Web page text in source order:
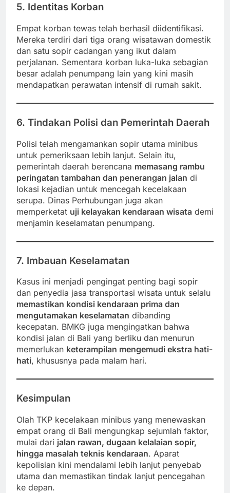
5. Identitas Korban
Empat korban tewas telah berhasil diidentifikasi.
Mereka terdiri dari tiga orang wisatawan domestik
dan satu sopir cadangan yang ikut dalam
perjalanan. Sementara korban luka-luka sebagian
besar adalah penumpang lain yang kini masih
mendapatkan perawatan intensif di rumah sakit.
6. Tindakan Polisi dan Pemerintah Daerah
Polisi telah mengamankan sopir utama minibus
untuk pemeriksaan lebih lanjut. Selain itu,
pemerintah daerah berencana memasang rambu
peringatan tambahan dan penerangan jalan di
lokasi kejadian untuk mencegah kecelakaan
serupa. Dinas Perhubungan juga akan
memperketat uji kelayakan kendaraan wisata demi
menjamin keselamatan penumpang.
7. Imbauan Keselamatan
Kasus ini menjadi pengingat penting bagi sopir
dan penyedia jasa transportasi wisata untuk selalu
memastikan kondisi kendaraan prima dan
mengutamakan keselamatan dibanding
kecepatan. BMKG juga mengingatkan bahwa
kondisi jalan di Bali yang berliku dan menurun
memerlukan keterampilan mengemudi ekstra hati-
hati, khususnya pada malam hari.
Kesimpulan
Olah TKP kecelakaan minibus yang menewaskan
empat orang di Bali mengungkap sejumlah faktor,
mulai dari jalan rawan, dugaan kelalaian sopir,
hingga masalah teknis kendaraan. Aparat
kepolisian kini mendalami lebih lanjut penyebab
utama dan memastikan tindak lanjut pencegahan
ke depan.